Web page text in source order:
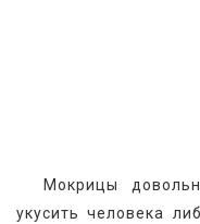
Мокрицы
укусить человека